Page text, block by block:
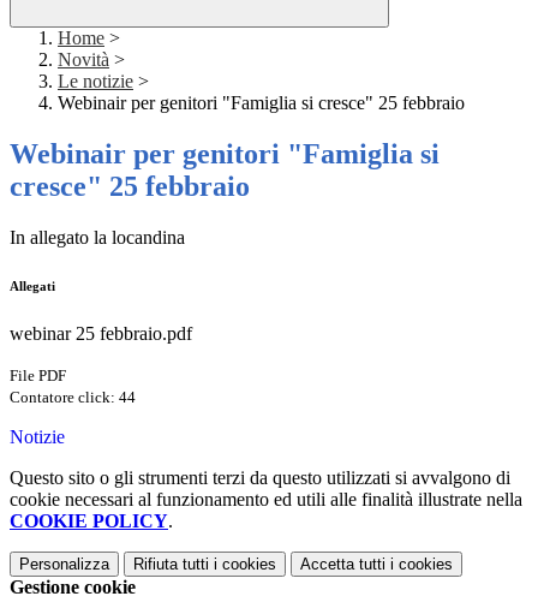
Home >
Novità >
Le notizie >
Webinair per genitori "Famiglia si cresce" 25 febbraio
Webinair per genitori "Famiglia si
cresce" 25 febbraio
In allegato la locandina
Allegati
webinar 25 febbraio.pdf
File PDF
Contatore click: 44
Notizie
Questo sito o gli strumenti terzi da questo utilizzati si avvalgono di
cookie necessari al funzionamento ed utili alle finalità illustrate nella
COOKIE POLICY.
Personalizza Rifiuta tutti i cookies Accetta tutti i cookies
Gestione cookie